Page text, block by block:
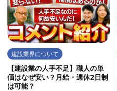
建設業界について
【建設業の人手不足】職人の単
価はなぜ安い？月給・週休2日制
は可能？